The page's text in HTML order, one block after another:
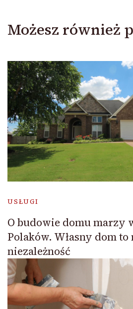
Możesz również
USŁUGI
O budowie domu marzy
Polaków. Własny dom
niezależność